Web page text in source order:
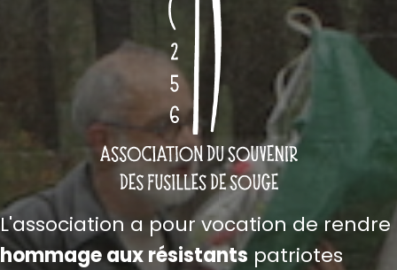
L'association a pour vocation de rendre
hommage aux résistants patriotes